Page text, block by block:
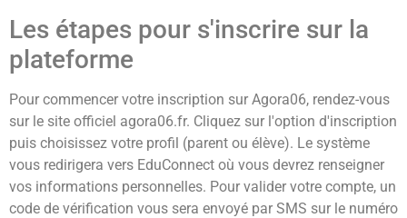
Les étapes pour s'inscrire sur la
plateforme
Pour commencer votre inscription sur Agora06, rendez-vous
sur le site officiel agora06.fr. Cliquez sur l'option d'inscription
puis choisissez votre profil (parent ou élève). Le système
vous redirigera vers EduConnect où vous devrez renseigner
vos informations personnelles. Pour valider votre compte, un
code de vérification vous sera envoyé par SMS sur le numéro